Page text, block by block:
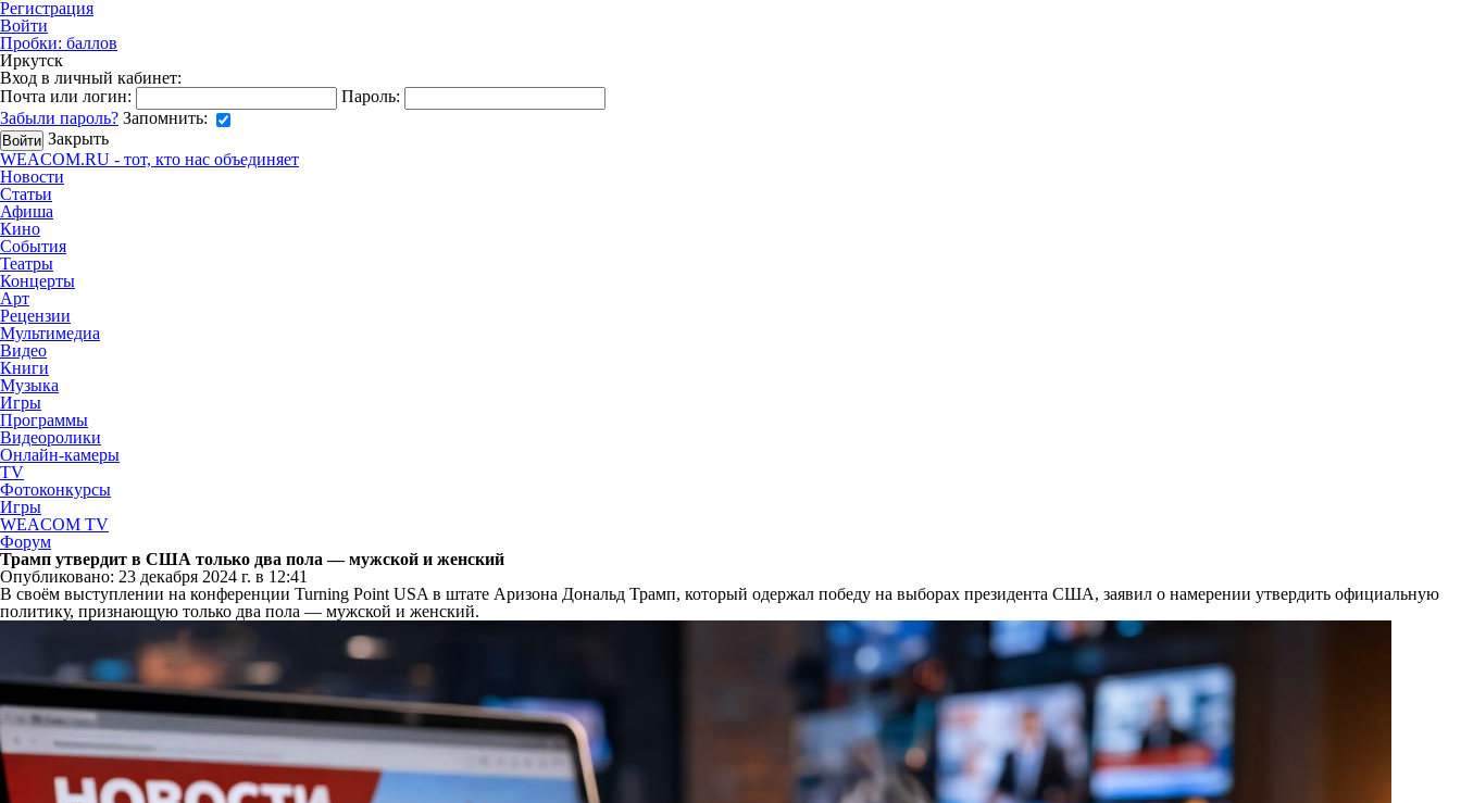
Регистрация
Войти
Пробки: баллов
Иркутск
Вход в личный кабинет:
Почта или логин:
Пароль:
Забыли пароль? Запомнить:
Закрыть
WEACOM.RU - тот, кто нас объединяет
Новости
Статьи
Афиша
Кино
События
Театры
Концерты
Арт
Рецензии
Мультимедиа
Видео
Книги
Музыка
Игры
Программы
Видеоролики
Онлайн-камеры
TV
Фотоконкурсы
Игры
WEACOM TV
Форум
Трамп утвердит в США только два пола — мужской и женский
Опубликовано: 23 декабря 2024 г. в 12:41
В своём выступлении на конференции Turning Point USA в штате Аризона Дональд Трамп, который одержал победу на выборах президента США, заявил о намерении утвердить официальную
политику, признающую только два пола — мужской и женский.